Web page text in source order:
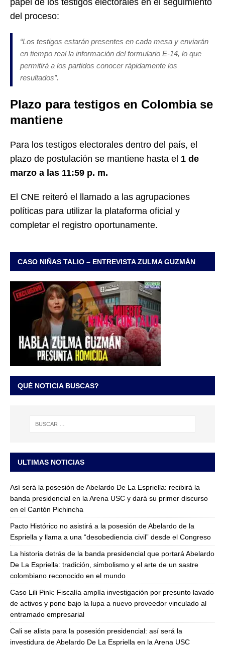
del proceso:
“Los testigos estarán presentes en cada mesa y enviarán
en tiempo real la información del formulario E-14, lo que
permitirá a los partidos conocer rápidamente los
resultados”.
Plazo para testigos en Colombia se
mantiene
Para los testigos electorales dentro del país, el
plazo de postulación se mantiene hasta el 1 de
marzo a las 11:59 p. m.
El CNE reiteró el llamado a las agrupaciones
políticas para utilizar la plataforma oficial y
completar el registro oportunamente.
CASO NIÑAS TALIO – ENTREVISTA ZULMA GUZMÁN
QUÉ NOTICIA BUSCAS?
ULTIMAS NOTICIAS
Así será la posesión de Abelardo De La Espriella: recibirá la
banda presidencial en la Arena USC y dará su primer discurso
en el Cantón Pichincha
Pacto Histórico no asistirá a la posesión de Abelardo de la
Espriella y llama a una “desobediencia civil” desde el Congreso
La historia detrás de la banda presidencial que portará Abelardo
De La Espriella: tradición, simbolismo y el arte de un sastre
colombiano reconocido en el mundo
Caso Lili Pink: Fiscalía amplía investigación por presunto lavado
de activos y pone bajo la lupa a nuevo proveedor vinculado al
entramado empresarial
Cali se alista para la posesión presidencial: así será la
investidura de Abelardo De La Espriella en la Arena USC